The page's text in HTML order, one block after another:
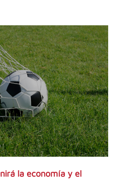
la economía y el